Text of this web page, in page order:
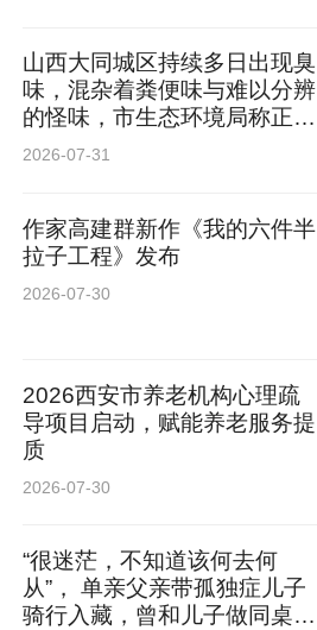
山西大同城区持续多日出现臭
味，混杂着粪便味与难以分辨
的怪味，市生态环境局称正在
排查
2026-07-31
作家高建群新作《我的六件半
拉子工程》发布
2026-07-30
2026西安市养老机构心理疏
导项目启动，赋能养老服务提
质
2026-07-30
“很迷茫，不知道该何去何
从”， 单亲父亲带孤独症儿子
骑行入藏，曾和儿子做同桌陪